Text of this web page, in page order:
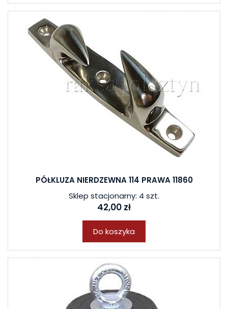
PÓŁKLUZA NIERDZEWNA 114 PRAWA 11860
Sklep stacjonarny: 4 szt.
42,00 zł
Do koszyka